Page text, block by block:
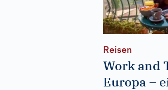
Reisen
Work and
Europa –